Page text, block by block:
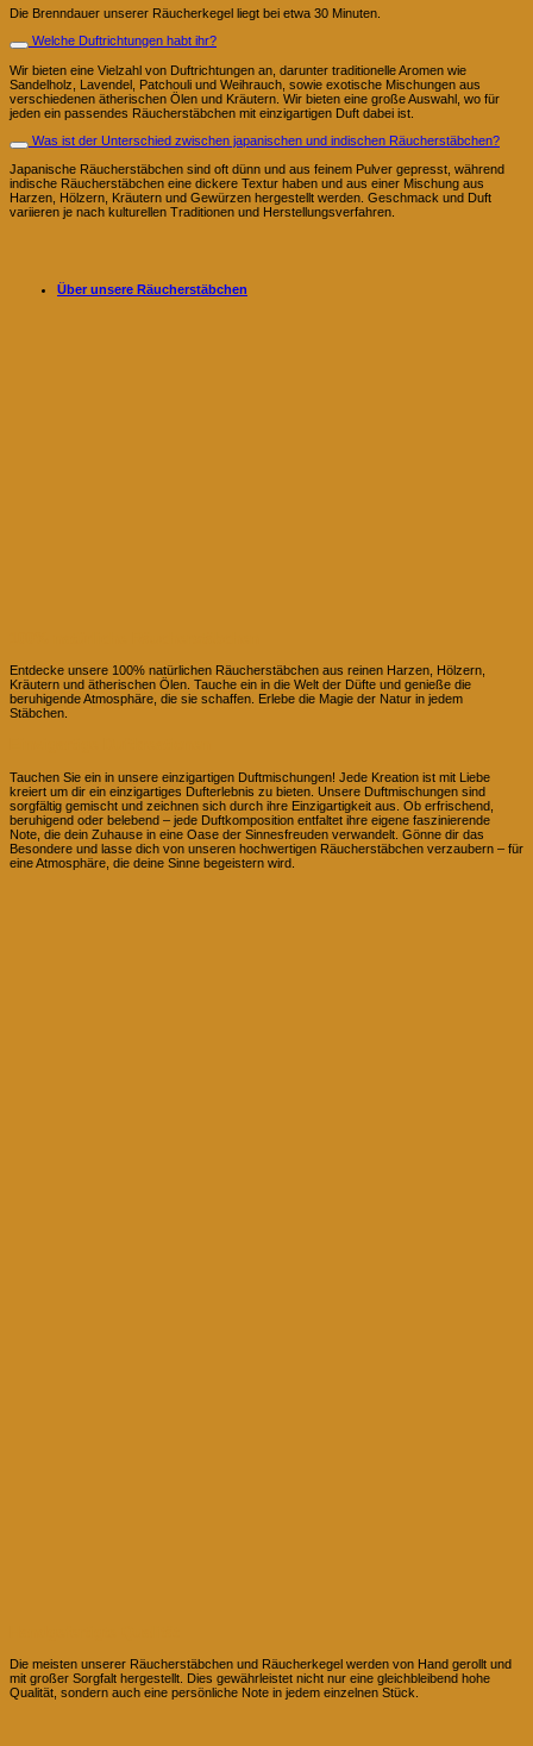
Die Brenndauer unserer Räucherkegel liegt bei etwa 30 Minuten.
Welche Duftrichtungen habt ihr?
Wir bieten eine Vielzahl von Duftrichtungen an, darunter traditionelle Aromen wie
Sandelholz, Lavendel, Patchouli und Weihrauch, sowie exotische Mischungen aus
verschiedenen ätherischen Ölen und Kräutern. Wir bieten eine große Auswahl, wo für
jeden ein passendes Räucherstäbchen mit einzigartigen Duft dabei ist.
Was ist der Unterschied zwischen japanischen und indischen Räucherstäbchen?
Japanische Räucherstäbchen sind oft dünn und aus feinem Pulver gepresst, während
indische Räucherstäbchen eine dickere Textur haben und aus einer Mischung aus
Harzen, Hölzern, Kräutern und Gewürzen hergestellt werden. Geschmack und Duft
variieren je nach kulturellen Traditionen und Herstellungsverfahren.
Über unsere Räucherstäbchen
Entdecke unsere 100% natürlichen Räucherstäbchen aus reinen Harzen, Hölzern,
Kräutern und ätherischen Ölen. Tauche ein in die Welt der Düfte und genieße die
beruhigende Atmosphäre, die sie schaffen. Erlebe die Magie der Natur in jedem
Stäbchen.
Tauchen Sie ein in unsere einzigartigen Duftmischungen! Jede Kreation ist mit Liebe
kreiert um dir ein einzigartiges Dufterlebnis zu bieten. Unsere Duftmischungen sind
sorgfältig gemischt und zeichnen sich durch ihre Einzigartigkeit aus. Ob erfrischend,
beruhigend oder belebend – jede Duftkomposition entfaltet ihre eigene faszinierende
Note, die dein Zuhause in eine Oase der Sinnesfreuden verwandelt. Gönne dir das
Besondere und lasse dich von unseren hochwertigen Räucherstäbchen verzaubern – für
eine Atmosphäre, die deine Sinne begeistern wird.
Die meisten unserer Räucherstäbchen und Räucherkegel werden von Hand gerollt und
mit großer Sorgfalt hergestellt. Dies gewährleistet nicht nur eine gleichbleibend hohe
Qualität, sondern auch eine persönliche Note in jedem einzelnen Stück.